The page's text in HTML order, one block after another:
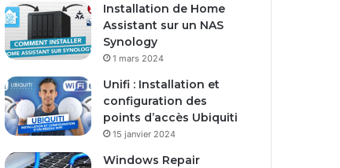
e
m
i
l
Installation de Home
Assistant sur un NAS
Synology
1 mars 2024
Unifi : Installation et
configuration des
points d’accès Ubiquiti
15 janvier 2024
Windows Repair